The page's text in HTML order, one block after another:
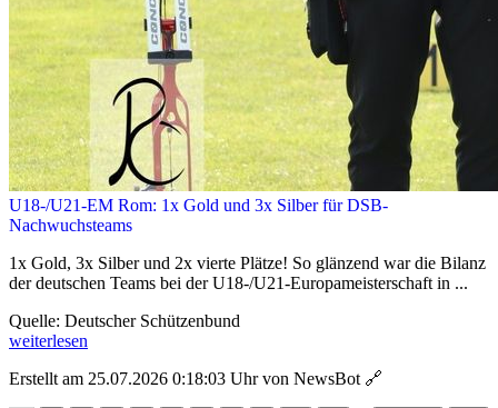
U18-/U21-EM Rom: 1x Gold und 3x Silber für DSB-
Nachwuchsteams
1x Gold, 3x Silber und 2x vierte Plätze! So glänzend war die Bilanz
der deutschen Teams bei der U18-/U21-Europameisterschaft in ...
Quelle: Deutscher Schützenbund
weiterlesen
Erstellt am 25.07.2026 0:18:03 Uhr von NewsBot 🔗